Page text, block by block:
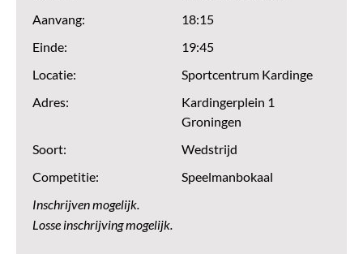
Aanvang:
18:15
Einde:
19:45
Locatie:
Sportcentrum Kardinge
Adres:
Kardingerplein 1
Groningen
Soort:
Wedstrijd
Competitie:
Speelmanbokaal
Inschrijven mogelijk.
Losse inschrijving mogelijk.